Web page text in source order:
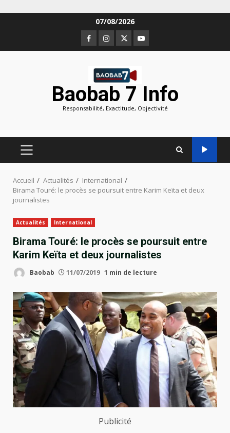
07/08/2026
Facebook
Instagram
TwitterYoutube
Baobab 7 Info
Responsabilité, Exactitude, Objectivité
MENU
PRINCIPAL
Accueil Actualités
International
Birama Touré: le procès se poursuit entre Karim Keïta et deux
journalistes
Actualités International
Birama Touré: le procès se poursuit entre
Karim Keïta et deux journalistes
Baobab 11/07/2019 1 min de lecture
Publicité